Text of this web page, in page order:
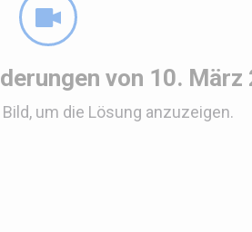
von 10. März
um die Lösung anzuzeigen.